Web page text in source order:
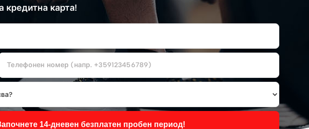
карта!
14-дневен безплатен пробен период!